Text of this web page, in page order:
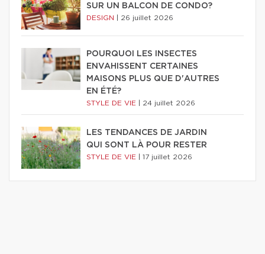
SUR UN BALCON DE CONDO?
DESIGN 26 juillet 2026
POURQUOI LES INSECTES
ENVAHISSENT CERTAINES
MAISONS PLUS QUE D'AUTRES
EN ÉTÉ?
STYLE DE VIE 24 juillet 2026
LES TENDANCES DE JARDIN
QUI SONT LÀ POUR RESTER
STYLE DE VIE 17 juillet 2026